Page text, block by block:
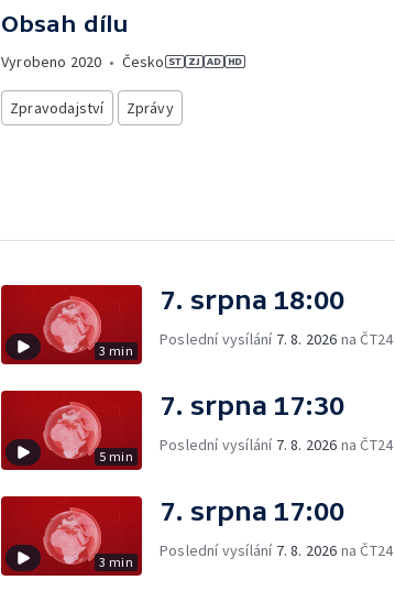
Obsah dílu
Vyrobeno 2020 • Česko
Zpravodajství Zprávy
3 min
7. srpna 18:00
Poslední vysílání 7. 8. 2026 na ČT24
5 min
7. srpna 17:30
Poslední vysílání 7. 8. 2026 na ČT24
3 min
7. srpna 17:00
Poslední vysílání 7. 8. 2026 na ČT24